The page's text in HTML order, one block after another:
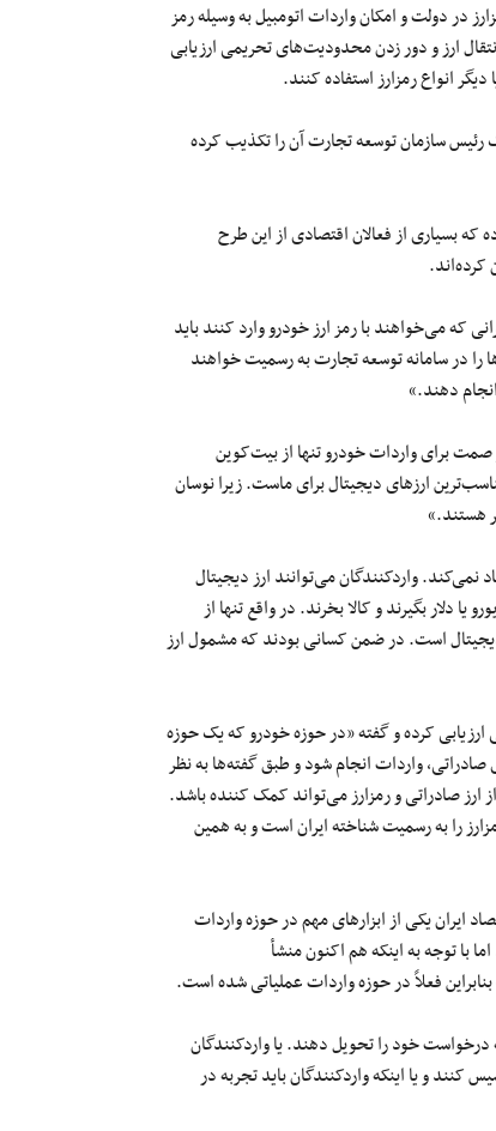
در دولت و امکان واردات اتومبیل به وسیله رمز
ارز و دور زدن محدودیت‌های تحریمی ارزیابی
انواع رمزارز استفاده کنند.
رئیس سازمان توسعه تجارت آن را تکذیب کرده
که بسیاری از فعالان اقتصادی از این طرح
که می‌خواهند با رمز ارز خودرو وارد کنند باید
را در سامانه توسعه تجارت به رسمیت خواهند
دهند.»
صمت برای واردات خودرو تنها از بیت‌کوین
ارزهای دیجیتال برای ماست. زیرا نوسان
هستند.»
نمی‌کند. واردکنندگان می‌توانند ارز دیجیتال
دلار بگیرند و کالا بخرند. در واقع تنها از
است. در ضمن کسانی بودند که مشمول ارز
ارزیابی کرده و گفته «در حوزه خودرو که یک حوزه
واردات انجام شود و طبق گفته‌ها به نظر
ارز صادراتی و رمزارز می‌تواند کمک کننده باشد.
را به رسمیت شناخته ایران است و به همین
ایران یکی از ابزارهای مهم در حوزه واردات
با توجه به اینکه هم اکنون منشأ
فعلاً در حوزه واردات عملیاتی شده است.
تا ۱۹ شهریور فرصت دارند که درخواست خود را تحویل دهند. یا واردکنندگان
تاسیس کنند و یا اینکه واردکنندگان باید تجربه در